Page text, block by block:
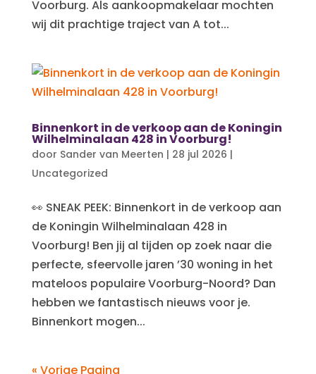
Voorburg. Als aankoopmakelaar mochten
wij dit prachtige traject van A tot...
Binnenkort in de verkoop aan de Koningin
Wilhelminalaan 428 in Voorburg!
door Sander van Meerten | 28 jul 2026 |
Uncategorized
👀 SNEAK PEEK: Binnenkort in de verkoop aan
de Koningin Wilhelminalaan 428 in
Voorburg! Ben jij al tijden op zoek naar die
perfecte, sfeervolle jaren ’30 woning in het
mateloos populaire Voorburg-Noord? Dan
hebben we fantastisch nieuws voor je.
Binnenkort mogen...
« Vorige Pagina